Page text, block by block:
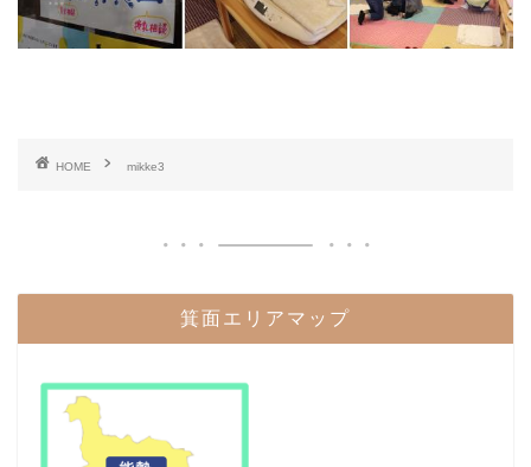
HOME mikke3
箕面エリアマップ